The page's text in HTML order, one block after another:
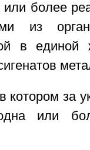
более
из
в единой
котором за
или